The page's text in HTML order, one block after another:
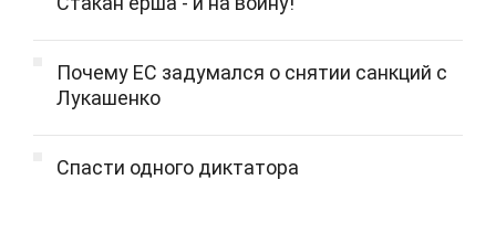
Почему ЕС задумался о снятии санкций с
Лукашенко
Спасти одного диктатора